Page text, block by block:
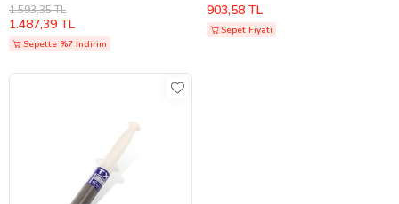
1.593,35 TL
1.487,39 TL
Sepette %7 İndirim
903,58 TL
Sepet Fiyatı